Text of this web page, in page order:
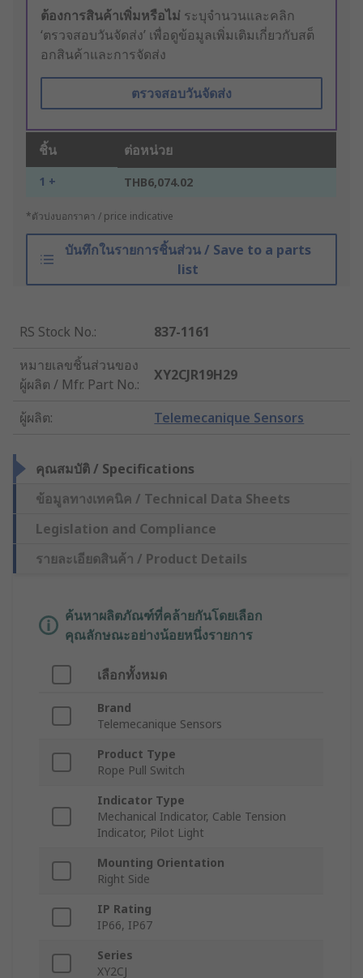
ต้องการสินค้าเพิ่มหรือไม่ ระบุจำนวนและคลิก
‘ตรวจสอบวันจัดส่ง’ เพื่อดูข้อมูลเพิ่มเติมเกี่ยวกับสต็
อกสินค้าและการจัดส่ง
ตรวจสอบวันจัดส่ง
ชิ้น ต่อหน่วย
1 + THB6,074.02
*ตัวบ่งบอกราคา / price indicative
บันทึกในรายการชิ้นส่วน / Save to a parts
list
RS Stock No.:
837-1161
หมายเลขชิ้นส่วนของ
ผู้ผลิต / Mfr. Part No.:
XY2CJR19H29
ผู้ผลิต: Telemecanique Sensors
คุณสมบัติ / Specifications
ข้อมูลทางเทคนิค / Technical Data Sheets
Legislation and Compliance
รายละเอียดสินค้า / Product Details
ค้นหาผลิตภัณฑ์ที่คล้ายกันโดยเลือก
คุณลักษณะอย่างน้อยหนึ่งรายการ
เลือกทั้งหมด
Brand
Telemecanique Sensors
Product Type
Rope Pull Switch
Indicator Type
Mechanical Indicator, Cable Tension
Indicator, Pilot Light
Mounting Orientation
Right Side
IP Rating
IP66, IP67
Series
XY2CJ